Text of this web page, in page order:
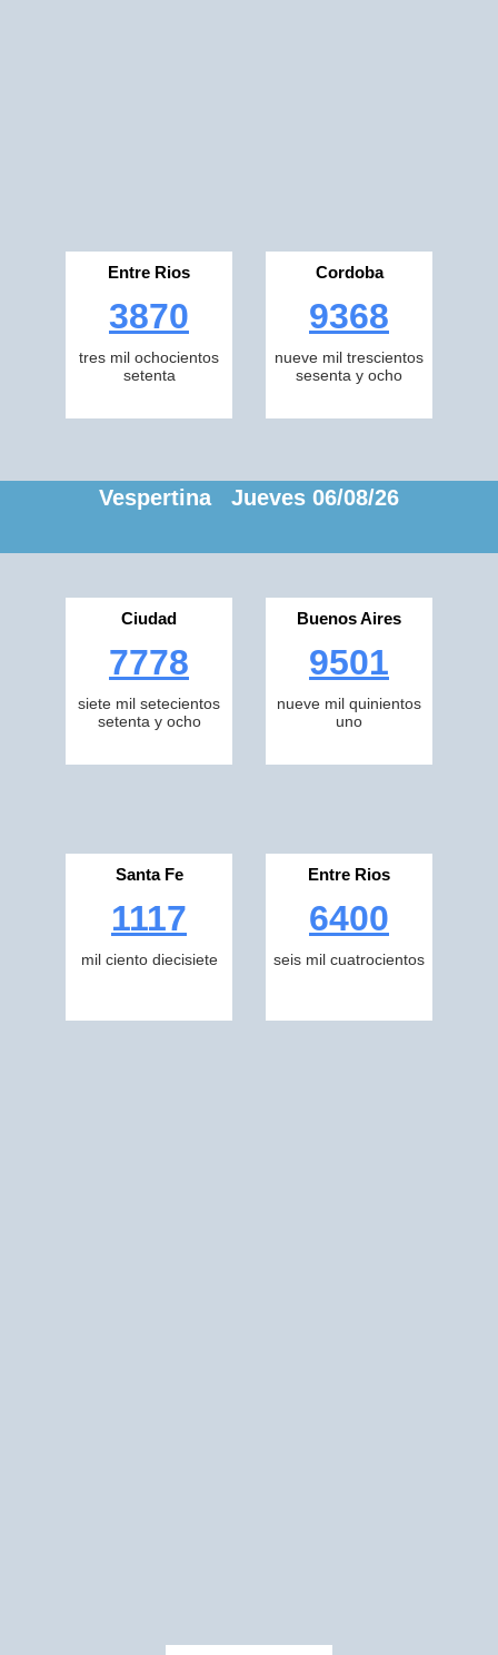
Entre Rios
3870
tres mil ochocientos
setenta
Cordoba
9368
nueve mil trescientos
sesenta y ocho
Vespertina Jueves 06/08/26
Ciudad
7778
siete mil setecientos
setenta y ocho
Buenos Aires
9501
nueve mil quinientos
uno
Santa Fe
1117
mil ciento diecisiete
Entre Rios
6400
seis mil cuatrocientos